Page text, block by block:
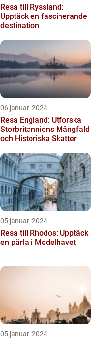
Resa till Ryssland:
Upptäck en fascinerande
destination
06 januari 2024
Resa England: Utforska
Storbritanniens Mångfald
och Historiska Skatter
05 januari 2024
Resa till Rhodos: Upptäck
en pärla i Medelhavet
05 januari 2024